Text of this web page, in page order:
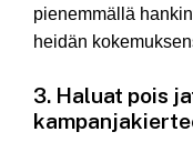
pienemmällä
heidän
3. Haluat pois